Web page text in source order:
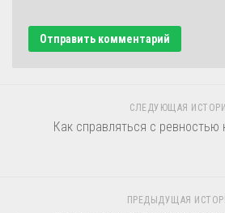
СЛЕДУЮЩАЯ
Как справляться с ревностью
ПРЕДЫДУЩАЯ